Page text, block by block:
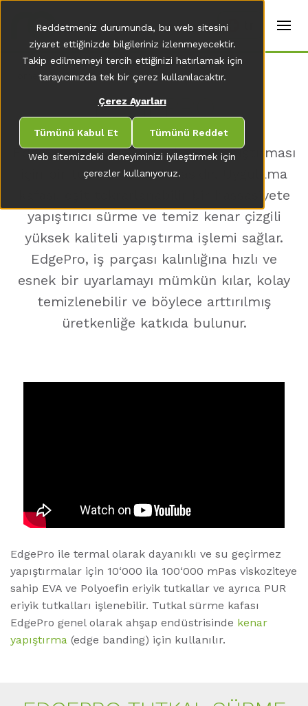
Web sitemizdeki deneyiminizi iyileştirmek için
çerezler kullanıyoruz.
Reddetmeniz durumunda, bu web sitesini
ziyaret ettiğinizde bilgileriniz izlenmeyecektir.
Takip edilmemeyi tercih ettiğinizi hatırlamak için
tarayıcınızda tek bir çerez kullanılacaktır.
Çerez Ayarları
Tümünü Kabul Et Tümünü Reddet
t
r
s
E
n
s
h
)
EDGEPRO
EdgePro, iş parçalarının kenar yapıştırması
için bir tutkal sürme kafasıdır. Uygulama
kafası, eşit tekrarlanabilir bir hassasiyete
yapıştırıcı sürme ve temiz kenar çizgili
yüksek kaliteli yapıştırma işlemi sağlar.
EdgePro, iş parçası kalınlığına hızlı ve
esnek bir uyarlamayı mümkün kılar, kolay
temizlenebilir ve böylece arttırılmış
üretkenliğe katkıda bulunur.
EdgePro ile termal olarak dayanıklı ve su geçirmez
yapıştırmalar için 10‘000 ila 100‘000 mPas viskoziteye
sahip EVA ve Polyoefin eriyik tutkallar ve ayrıca PUR
eriyik tutkalları işlenebilir. Tutkal sürme kafası
EdgePro genel olarak ahşap endüstrisinde kenar
yapıştırma (edge banding) için kullanılır.